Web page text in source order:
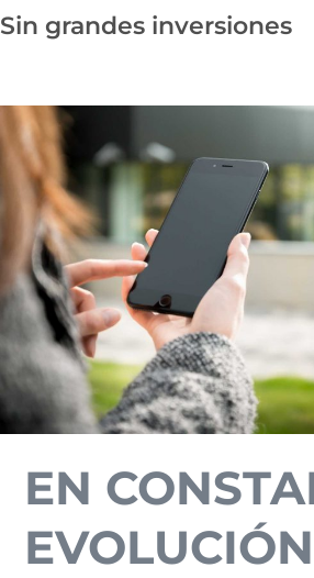
Sin grandes inversiones
EN
EVOLUCIÓN